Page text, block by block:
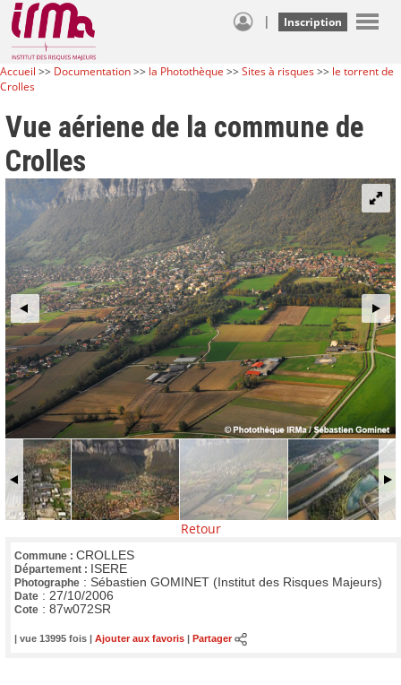
| Inscription
Accueil >> Documentation>> la Photothèque >>Sites à risques>> le torrent de
Crolles
Vue aériene de la commune de
Crolles
Retour
Commune : CROLLES
Département : ISERE
Photographe : Sébastien GOMINET (Institut des Risques Majeurs)
Date : 27/10/2006
Cote : 87w072SR
| vue 13995 fois | Ajouter aux favoris Partager